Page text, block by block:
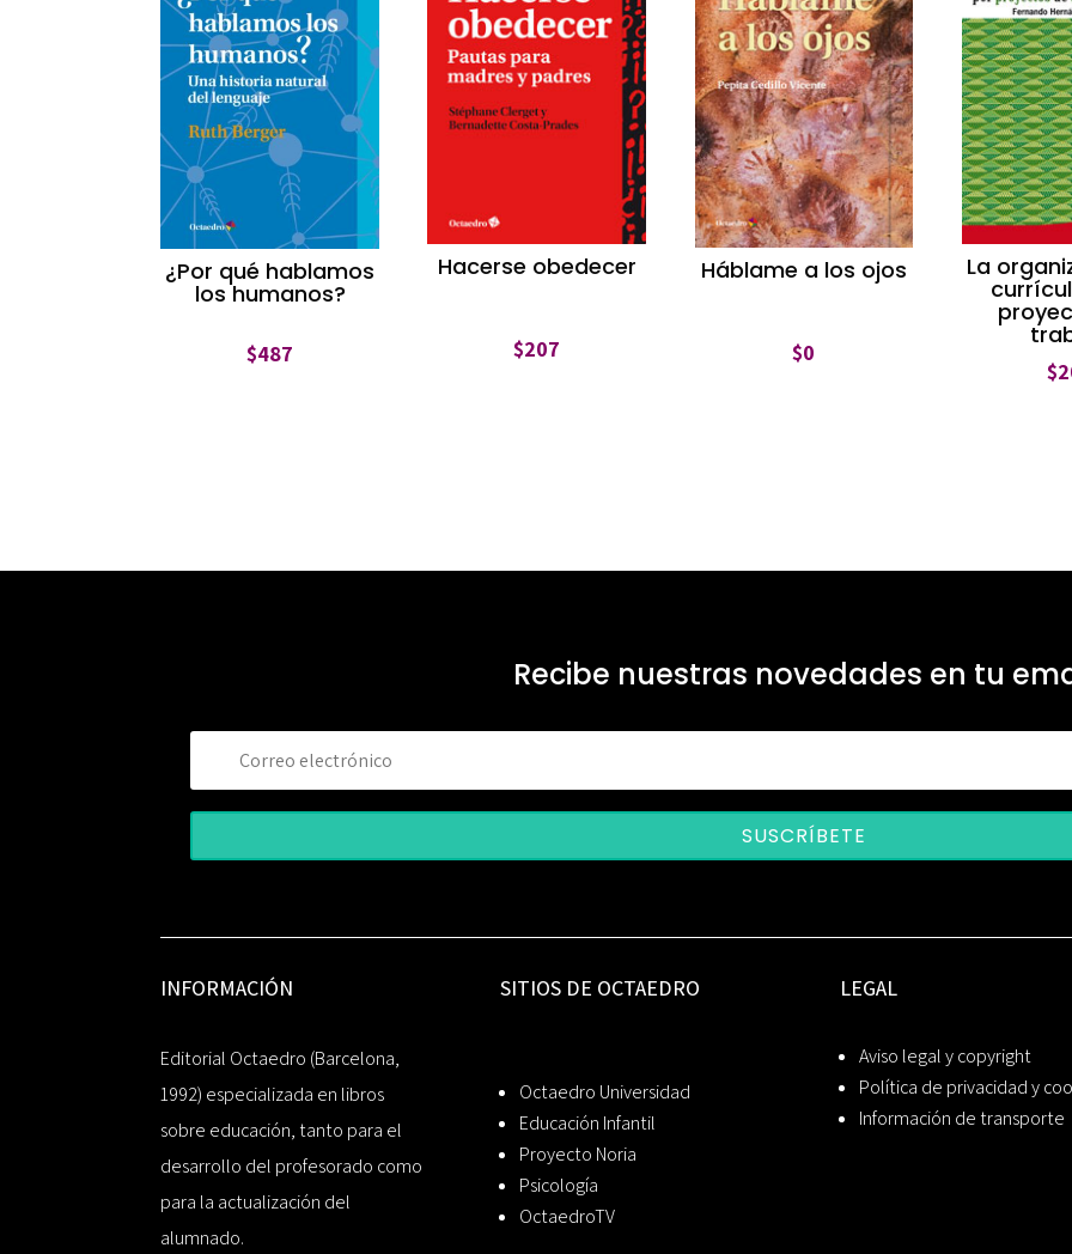
¿Por qué hablamos
los humanos?
$487
Hacerse obedecer
$207
Háblame a los ojos
$0
La
$
Recibe nuestras novedades en tu
SUSCRÍBETE
INFORMACIÓN
Editorial Octaedro (Barcelona,
1992) especializada en libros
sobre educación, tanto para el
desarrollo del profesorado como
para la actualización del
alumnado.
SITIOS DE OCTAEDRO
Octaedro Universidad
Educación Infantil
Proyecto Noria
Psicología
OctaedroTV
LEGAL
Aviso legal y copyright
Política de privacidad y
Información de transporte